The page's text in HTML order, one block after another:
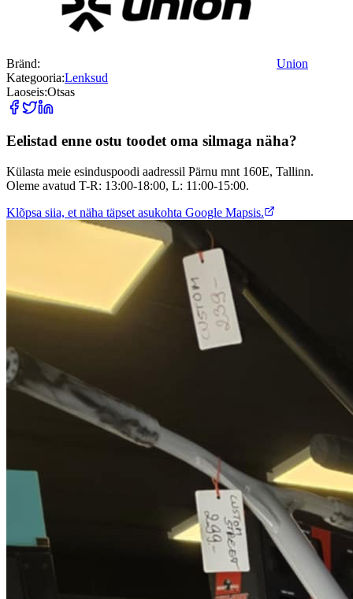
Bränd:
Union
Kategooria:Lenksud
Laoseis:Otsas
Eelistad enne ostu toodet oma silmaga näha?
Külasta meie esinduspoodi aadressil Pärnu mnt 160E, Tallinn.
Oleme avatud T-R: 13:00-18:00, L: 11:00-15:00.
Klõpsa siia, et näha täpset asukohta Google Mapsis.